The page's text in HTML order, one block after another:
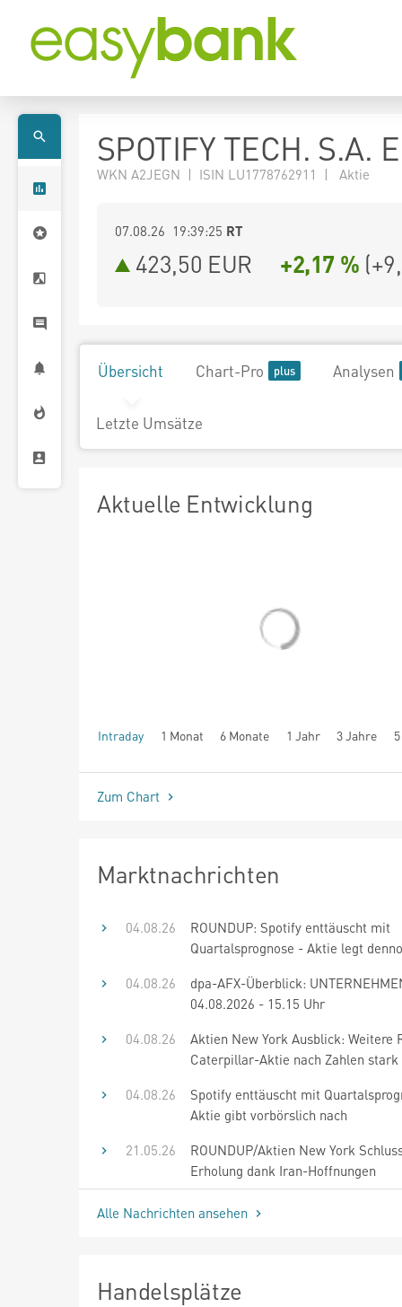
SPOTIFY TECH. S.A.
WKN A2JEGN | ISIN LU1778762911 | Aktie
07.08.26 19:39:25 RT
423,50 EUR +2,17 % (
Übersicht Chart-Pro Analysen
Letzte Umsätze
Aktuelle Entwicklung
Intraday 1 Monat 6 Monate 1 Jahr 3 Jahre
seit Beginn
Zum Chart
Marktnachrichten
04.08.26
ROUNDUP: Spotify enttäuscht mit
Quartalsprognose - Aktie legt
04.08.26
dpa-AFX-Überblick:
04.08.2026 - 15.15 Uhr
04.08.26
Aktien New York Ausblick: Weitere
Caterpillar-Aktie nach Zahlen stark
04.08.26
Spotify enttäuscht mit
Aktie gibt vorbörslich nach
21.05.26
ROUNDUP/Aktien New York
Erholung dank Iran-Hoffnungen
Alle Nachrichten ansehen
Handelsplätze